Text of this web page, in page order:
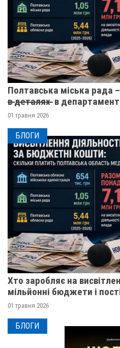
Полтавська міська рада
в̶ ̶д̶е̶т̶а̶л̶я̶х̶ ̶ в
01 травня 2026
БЛОГИ
Хто заробляє на
мільйонні бюджети і
01 травня 2026
БЛОГИ